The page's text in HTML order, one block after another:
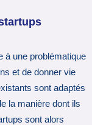
à une problématique
et de donner vie
sont adaptés
la manière dont ils
sont alors